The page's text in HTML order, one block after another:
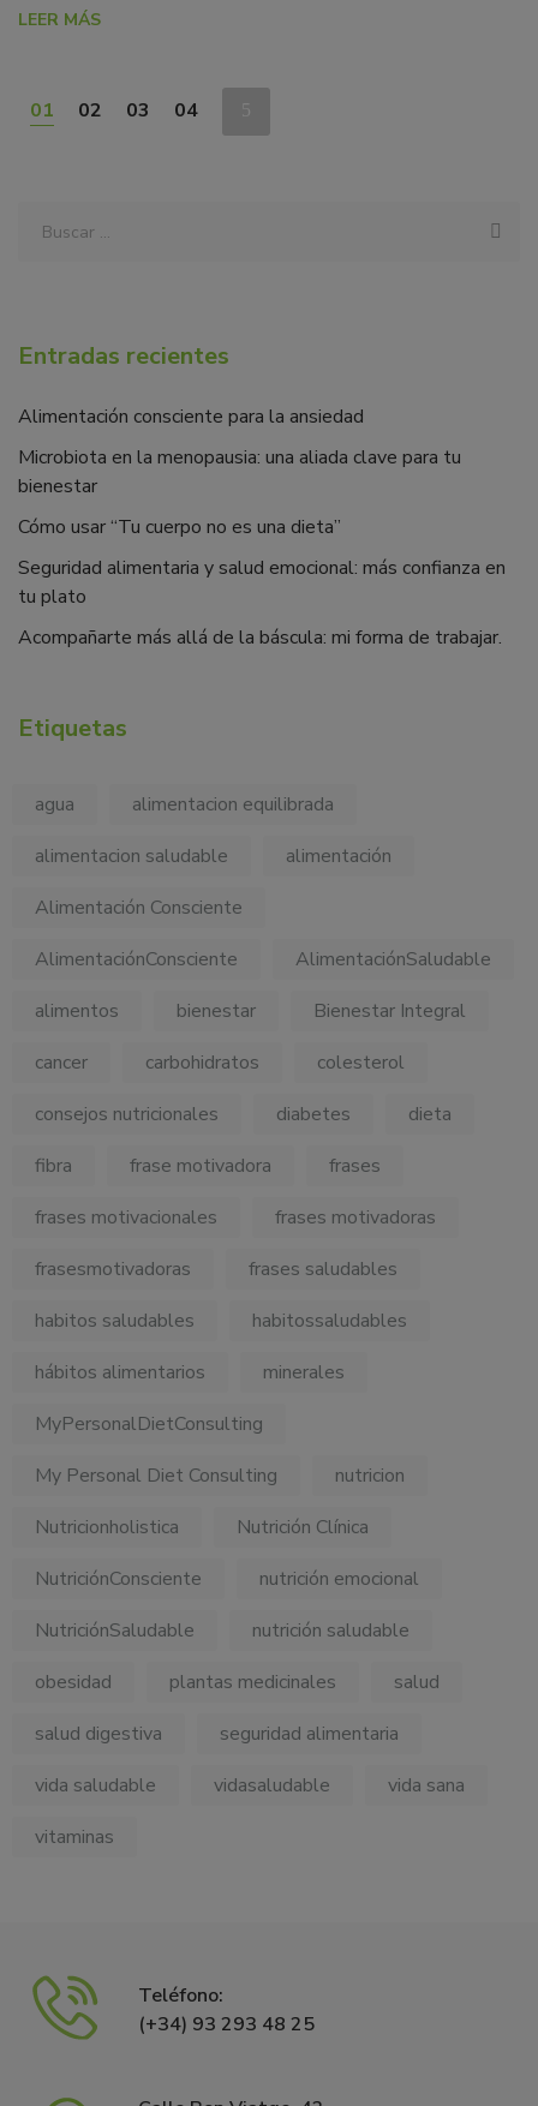
LEER MÁS
01 02 03 04
Entradas recientes
Alimentación consciente para la ansiedad
Microbiota en la menopausia: una aliada clave para tu
bienestar
Cómo usar “Tu cuerpo no es una dieta”
Seguridad alimentaria y salud emocional: más confianza en
tu plato
Acompañarte más allá de la báscula: mi forma de trabajar.
Etiquetas
agua
alimentacion equilibrada
alimentacion saludable
alimentación
Alimentación Consciente
AlimentaciónConsciente
AlimentaciónSaludable
alimentos
bienestar
Bienestar Integral
cancer
carbohidratos
colesterol
consejos nutricionales
diabetes
dieta
fibra
frase motivadora
frases
frases motivacionales
frases motivadoras
frasesmotivadoras
frases saludables
habitos saludables
habitossaludables
hábitos alimentarios
minerales
MyPersonalDietConsulting
My Personal Diet Consulting
nutricion
Nutricionholistica
Nutrición Clínica
NutriciónConsciente
nutrición emocional
NutriciónSaludable
nutrición saludable
obesidad
plantas medicinales
salud
salud digestiva
seguridad alimentaria
vida saludable
vidasaludable
vida sana
vitaminas
Teléfono:
(+34) 93 293 48 25